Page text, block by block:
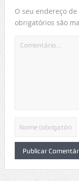
O seu endereço
obrigatórios são